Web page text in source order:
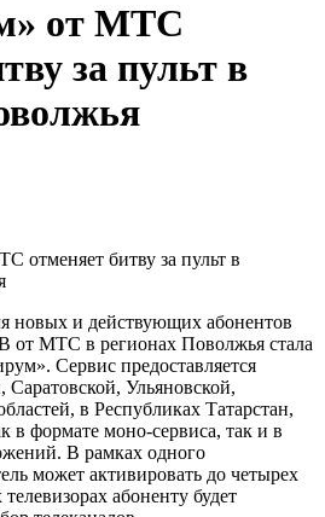
от МТС
за пульт в
отменяет битву за пульт в
новых и действующих абонентов
от МТС в регионах Поволжья стала
Сервис предоставляется
Ульяновской,
в Республиках Татарстан,
формате моно-сервиса, так и в
В рамках одного
может активировать до четырех
абоненту будет